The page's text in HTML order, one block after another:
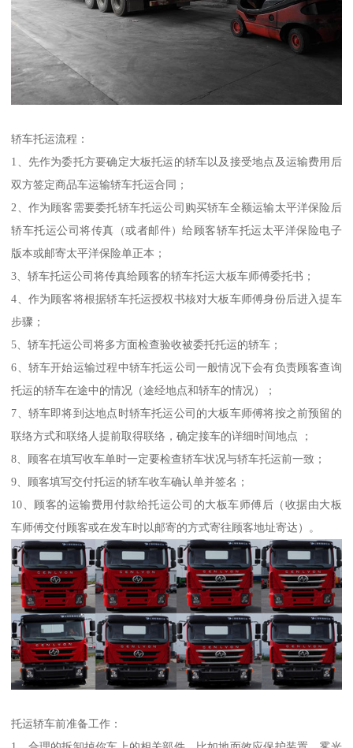
轿车托运流程：
1、先作为委托方要确定大板托运的轿车以及接受地点及运输费用后
双方签定商品车运输轿车托运合同；
2、作为顾客需要委托轿车托运公司购买轿车全额运输太平洋保险后
轿车托运公司将传真（或者邮件）给顾客轿车托运太平洋保险电子
版本或邮寄太平洋保险单正本；
3、轿车托运公司将传真给顾客的轿车托运大板车师傅委托书；
4、作为顾客将根据轿车托运授权书核对大板车师傅身份后进入提车
步骤；
5、轿车托运公司将多方面检查验收被委托托运的轿车；
6、轿车开始运输过程中轿车托运公司一般情况下会有负责顾客查询
托运的轿车在途中的情况（途经地点和轿车的情况）；
7、轿车即将到达地点时轿车托运公司的大板车师傅将按之前预留的
联络方式和联络人提前取得联络，确定接车的详细时间地点 ；
8、顾客在填写收车单时一定要检查轿车状况与轿车托运前一致；
9、顾客填写交付托运的轿车收车确认单并签名；
10、顾客的运输费用付款给托运公司的大板车师傅后（收据由大板
车师傅交付顾客或在发车时以邮寄的方式寄往顾客地址寄达）。
托运轿车前准备工作：